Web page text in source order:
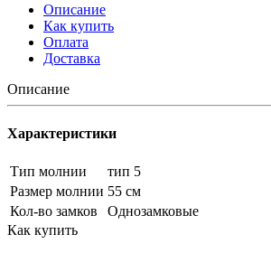
Описание
Как купить
Оплата
Доставка
Описание
Характеристики
Тип молнии
тип 5
Размер молнии 55 см
Кол-во замков
Однозамковые
Как купить